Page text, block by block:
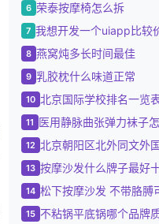
6 荣泰按摩椅怎么拆
7 我想开发一个uiapp比较
8 燕窝炖多长时间最佳
9 乳胶枕什么味道正常
10
11 医用静脉曲张弹力袜子
12
13 按摩沙发什么牌子最好
14 松下按摩沙发 不带胳膊
15 不粘锅平底锅哪个品牌